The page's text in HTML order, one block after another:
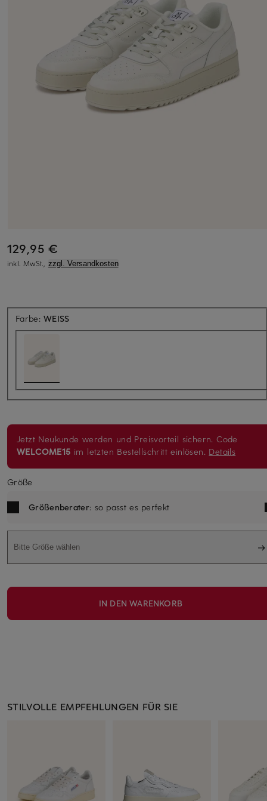
129,95 €
inkl. MwSt., zzgl. Versandkosten
Farbe:WEISS
Jetzt Neukunde werden und Preisvorteil sichern. Code
WELCOME15 im letzten Bestellschritt einlösen. Details
Größe
Größenberater: so passt es perfekt
Bitte Größe wählen
IN DEN WARENKORB
STILVOLLE EMPFEHLUNGEN FÜR SIE